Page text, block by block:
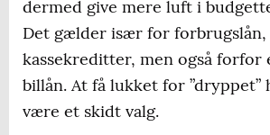
dermed give mere luft i
Det gælder især for
kassekreditter, men også forfor
billån. At få lukket for
være et skidt valg.